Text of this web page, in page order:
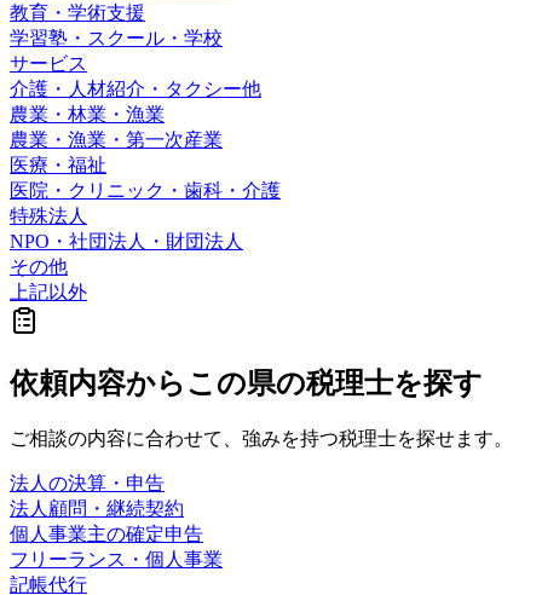
教育・学術支援
学習塾・スクール・学校
サービス
介護・人材紹介・タクシー他
農業・林業・漁業
農業・漁業・第一次産業
医療・福祉
医院・クリニック・歯科・介護
特殊法人
NPO・社団法人・財団法人
その他
上記以外
依頼内容からこの県の税理士を探す
ご相談の内容に合わせて、強みを持つ税理士を探せます。
法人の決算・申告
法人顧問・継続契約
個人事業主の確定申告
フリーランス・個人事業
記帳代行